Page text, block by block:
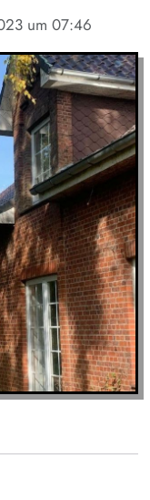
um 07:46